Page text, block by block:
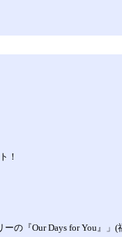
！
の『Our Days for You』」(